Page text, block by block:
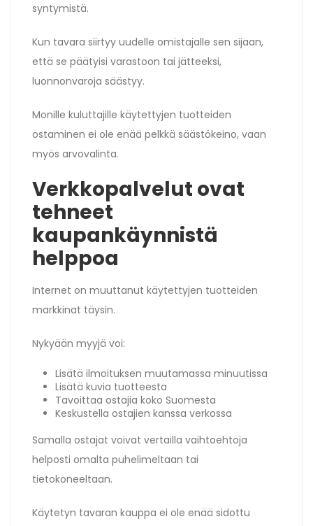
syntymistä.
Kun tavara siirtyy uudelle omistajalle sen sijaan,
että se päätyisi varastoon tai jätteeksi,
luonnonvaroja säästyy.
Monille kuluttajille käytettyjen tuotteiden
ostaminen ei ole enää pelkkä säästökeino, vaan
myös arvovalinta.
Verkkopalvelut ovat
tehneet
kaupankäynnistä
helppoa
Internet on muuttanut käytettyjen tuotteiden
markkinat täysin.
Nykyään myyjä voi:
Lisätä ilmoituksen muutamassa minuutissa
Lisätä kuvia tuotteesta
Tavoittaa ostajia koko Suomesta
Keskustella ostajien kanssa verkossa
Samalla ostajat voivat vertailla vaihtoehtoja
helposti omalta puhelimeltaan tai
tietokoneeltaan.
Käytetyn tavaran kauppa ei ole enää sidottu